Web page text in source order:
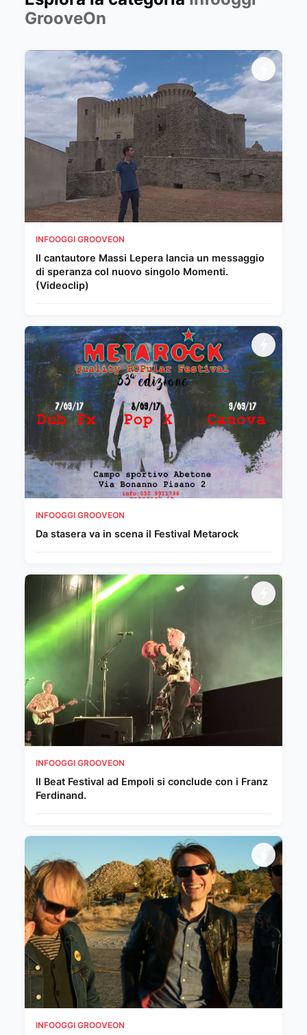
GrooveOn
INFOOGGI GROOVEON
Il cantautore Massi Lepera lancia un messaggio
di speranza col nuovo singolo Momenti.
(Videoclip)
INFOOGGI GROOVEON
Da stasera va in scena il Festival Metarock
INFOOGGI GROOVEON
Il Beat Festival ad Empoli si conclude con i Franz
Ferdinand.
INFOOGGI GROOVEON